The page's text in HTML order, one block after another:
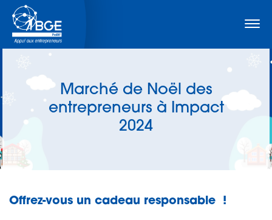
Marché de Noël des
entrepreneurs à Impact
2024
Offrez-vous un cadeau responsable !